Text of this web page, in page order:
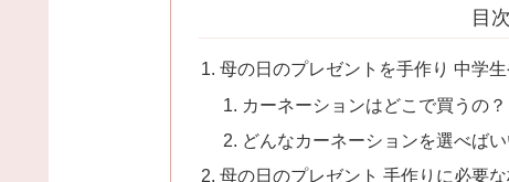
目次
母の日のプレゼントを手作り 中学
カーネーションはどこで買うの？
どんなカーネーションを選べばい
母の日のプレゼント 手作りに必要